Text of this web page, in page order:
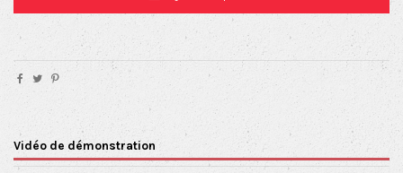
Vidéo de démonstration